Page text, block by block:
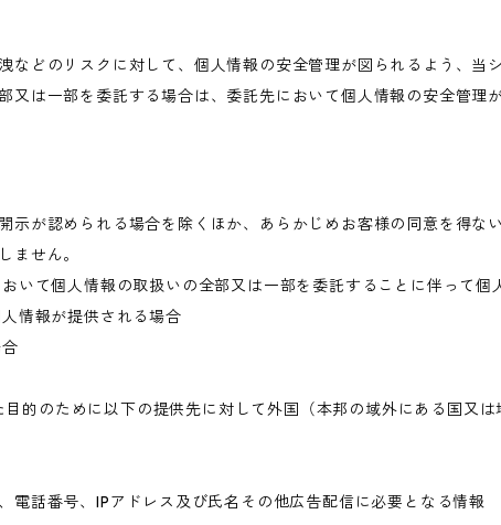
などのリスクに対して、個人情報の安全管理が図られるよう、当
は一部を委託する場合は、委託先において個人情報の安全管理
示が認められる場合を除くほか、あらかじめお客様の同意を得な
ません。
いて個人情報の取扱いの全部又は一部を委託することに伴って個
情報が提供される場合
的のために以下の提供先に対して外国（本邦の域外にある国又
電話番号、IPアドレス及び氏名その他広告配信に必要となる情報